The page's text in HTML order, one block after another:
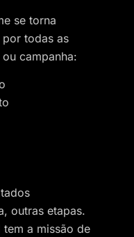
se torna
todas as
campanha:
outras etapas.
a missão de